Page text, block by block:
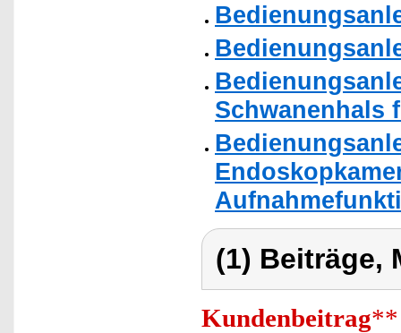
Schwanenhals
(1) Beiträge,
Kundenbeitrag**